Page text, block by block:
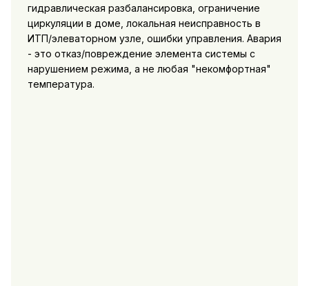
гидравлическая разбалансировка, ограничение
циркуляции в доме, локальная неисправность в
ИТП/элеваторном узле, ошибки управления. Авария
- это отказ/повреждение элемента системы с
нарушением режима, а не любая "некомфортная"
температура.